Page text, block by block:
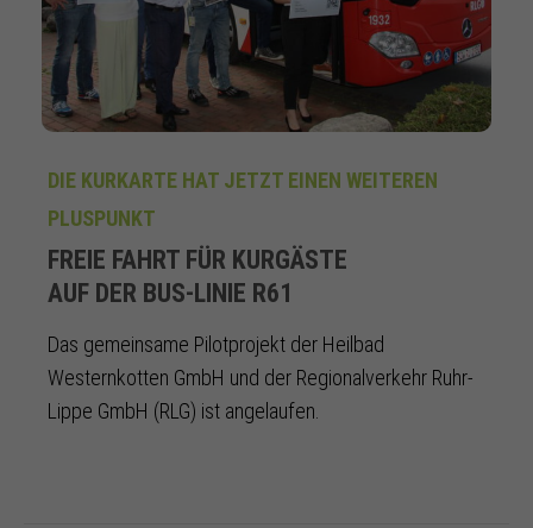
DIE KURKARTE HAT JETZT EINEN WEITEREN
PLUSPUNKT
FREIE FAHRT FÜR KURGÄSTE
AUF DER BUS-LINIE R61
Das gemeinsame Pilotprojekt der Heilbad
Westernkotten GmbH und der Regionalverkehr Ruhr-
Lippe GmbH (RLG) ist angelaufen.